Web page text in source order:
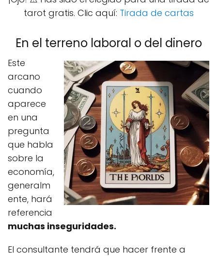
tarot gratis. Clic aquí: Tirada de cartas
En el terreno laboral o del dinero
Este
arcano
cuando
aparece
en una
pregunta
que habla
sobre la
economía,
generalm
ente, hará
referencia
muchas inseguridades.
El consultante tendrá que hacer frente a